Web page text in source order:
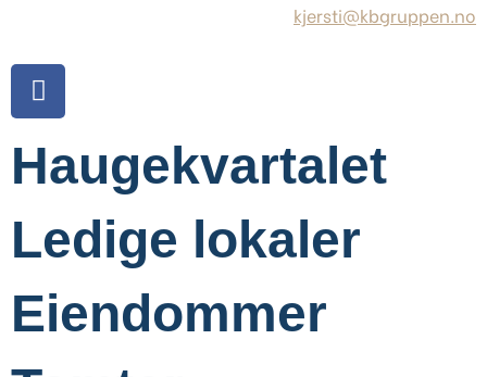
kjersti@kbgruppen.no
Haugekvartalet
Ledige lokaler
Eiendommer